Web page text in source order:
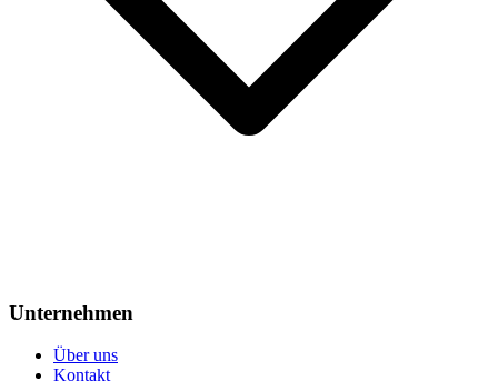
Unternehmen
Über uns
Kontakt